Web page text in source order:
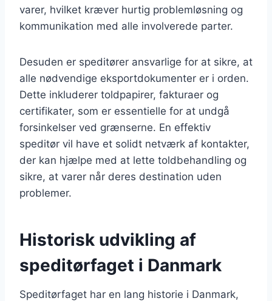
varer, hvilket kræver hurtig problemløsning og
kommunikation med alle involverede parter.
Desuden er speditører ansvarlige for at sikre, at
alle nødvendige eksportdokumenter er i orden.
Dette inkluderer toldpapirer, fakturaer og
certifikater, som er essentielle for at undgå
forsinkelser ved grænserne. En effektiv
speditør vil have et solidt netværk af kontakter,
der kan hjælpe med at lette toldbehandling og
sikre, at varer når deres destination uden
problemer.
Historisk udvikling af
speditørfaget i Danmark
Speditørfaget har en lang historie i Danmark,